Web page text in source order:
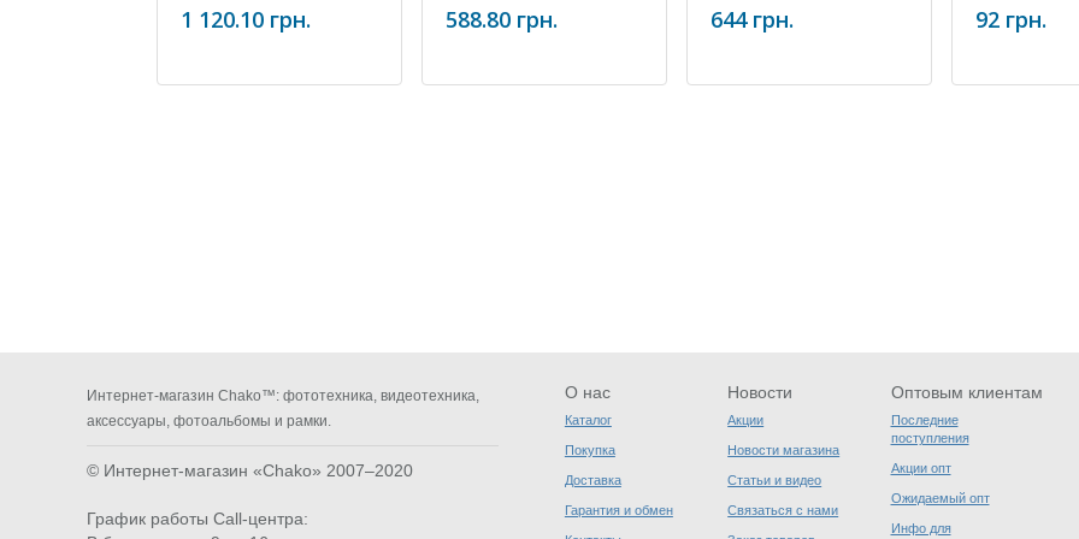
62mm
1 120.10 грн. 588.80 грн.
чистки оптики(100 шт)
644 грн. 92 грн.
Интернет-магазин Chako™: фототехника, видеотехника,
аксессуары, фотоальбомы и рамки.
© Интернет-магазин «Chako» 2007–2020
График работы Call-центра:
О нас
Каталог
Покупка
Доставка
Гарантия и обмен
Новости
Акции
Новости магазина
Статьи и видео
Связаться с нами
Оптовым клиентам
Последние
поступления
Акции опт
Ожидаемый опт
Инфо для